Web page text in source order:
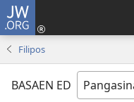
JW.ORG
Filipos
BASAEN ED